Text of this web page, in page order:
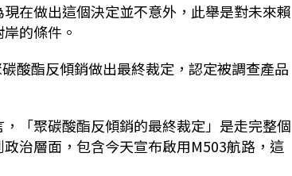
在做出這個決定並不意外，此舉是對未來賴
的條件。
酸酯反傾銷做出最終裁定，認定被調查產品
「聚碳酸酯反傾銷的最終裁定」是走完整個
治層面，包含今天宣布啟用M503航路，這